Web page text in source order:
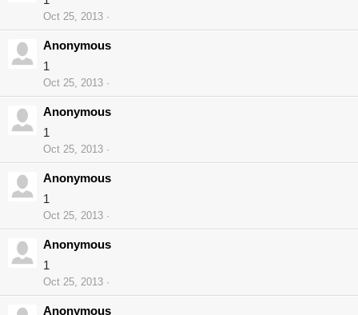
Oct 25, 2013
Anonymous
1
Oct 25, 2013
Anonymous
1
Oct 25, 2013
Anonymous
1
Oct 25, 2013
Anonymous
1
Oct 25, 2013
Anonymous